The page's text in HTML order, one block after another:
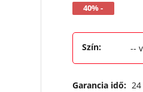
40% -
Szín: --
Garancia idő: